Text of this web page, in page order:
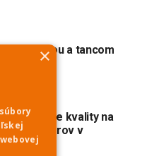
hudbou a tancom
svoje kvality na
juniorov v
×